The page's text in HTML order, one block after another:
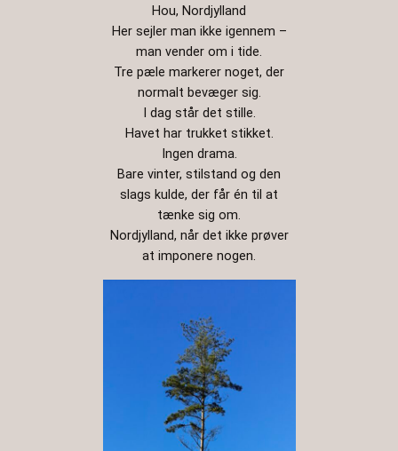
Hou, Nordjylland
Her sejler man ikke igennem –
man vender om i tide.
Tre pæle markerer noget, der
normalt bevæger sig.
I dag står det stille.
Havet har trukket stikket.
Ingen drama.
Bare vinter, stilstand og den
slags kulde, der får én til at
tænke sig om.
Nordjylland, når det ikke prøver
at imponere nogen.